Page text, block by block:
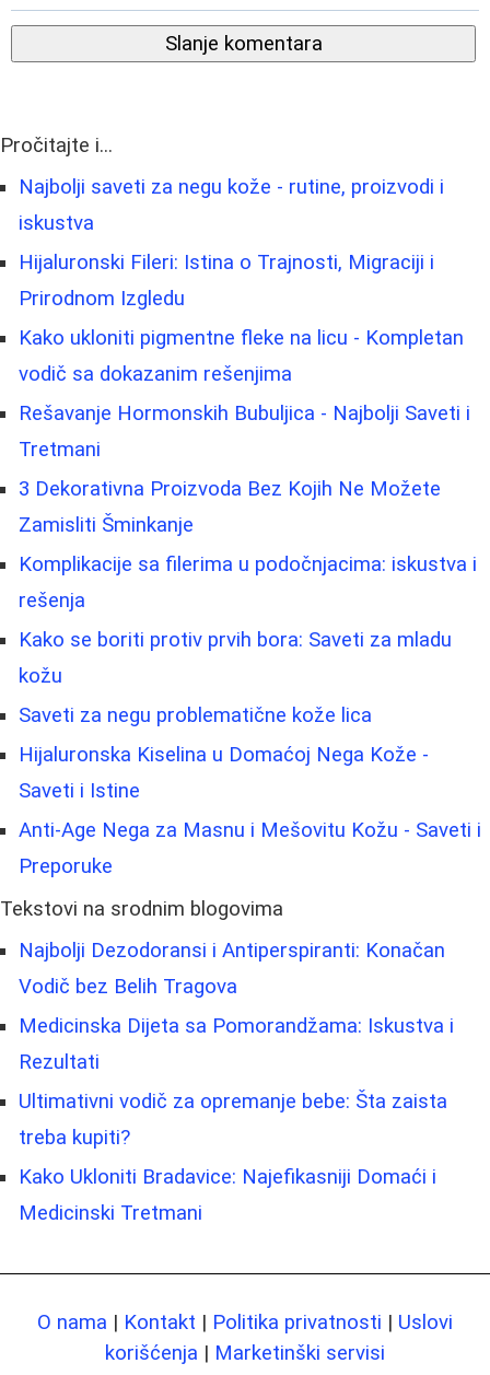
Slanje komentara
Pročitajte i...
Najbolji saveti za negu kože - rutine, proizvodi i
iskustva
Hijaluronski Fileri: Istina o Trajnosti, Migraciji i
Prirodnom Izgledu
Kako ukloniti pigmentne fleke na licu - Kompletan
vodič sa dokazanim rešenjima
Rešavanje Hormonskih Bubuljica - Najbolji Saveti i
Tretmani
3 Dekorativna Proizvoda Bez Kojih Ne Možete
Zamisliti Šminkanje
Komplikacije sa filerima u podočnjacima: iskustva i
rešenja
Kako se boriti protiv prvih bora: Saveti za mladu
kožu
Saveti za negu problematične kože lica
Hijaluronska Kiselina u Domaćoj Nega Kože -
Saveti i Istine
Anti-Age Nega za Masnu i Mešovitu Kožu - Saveti i
Preporuke
Tekstovi na srodnim blogovima
Najbolji Dezodoransi i Antiperspiranti: Konačan
Vodič bez Belih Tragova
Medicinska Dijeta sa Pomorandžama: Iskustva i
Rezultati
Ultimativni vodič za opremanje bebe: Šta zaista
treba kupiti?
Kako Ukloniti Bradavice: Najefikasniji Domaći i
Medicinski Tretmani
O nama | Kontakt | Politika privatnosti | Uslovi
korišćenja | Marketinški servisi